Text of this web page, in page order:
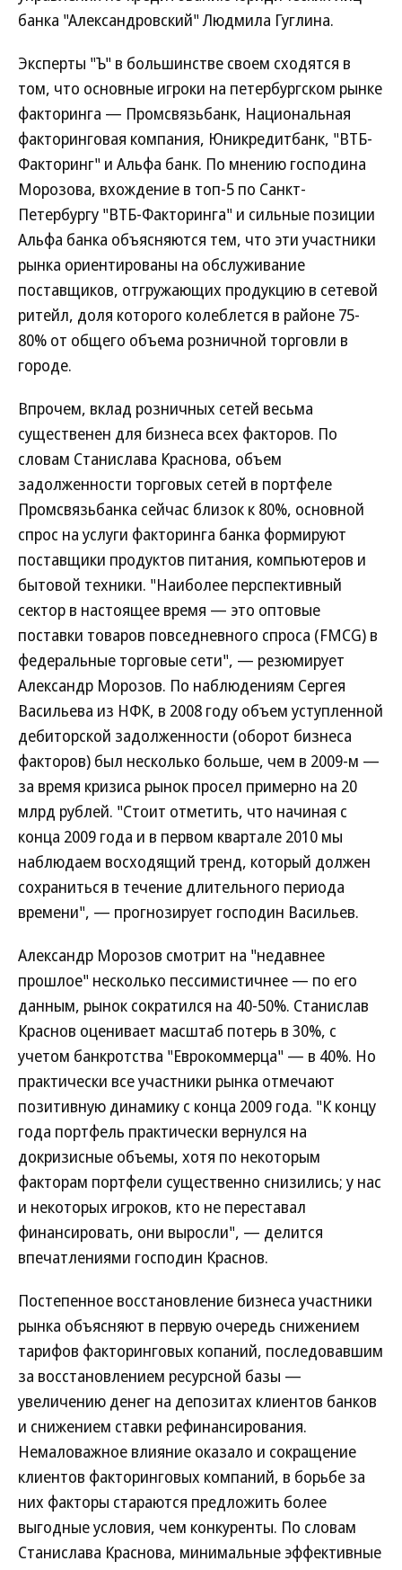
банка "Александровский" Людмила Гуглина.
Эксперты "Ъ" в большинстве своем сходятся в
том, что основные игроки на петербургском рынке
факторинга — Промсвязьбанк, Национальная
факторинговая компания, Юникредитбанк, "ВТБ-
Факторинг" и Альфа банк. По мнению господина
Морозова, вхождение в топ-5 по Санкт-
Петербургу "ВТБ-Факторинга" и сильные позиции
Альфа банка объясняются тем, что эти участники
рынка ориентированы на обслуживание
поставщиков, отгружающих продукцию в сетевой
ритейл, доля которого колеблется в районе 75-
80% от общего объема розничной торговли в
городе.
Впрочем, вклад розничных сетей весьма
существенен для бизнеса всех факторов. По
словам Станислава Краснова, объем
задолженности торговых сетей в портфеле
Промсвязьбанка сейчас близок к 80%, основной
спрос на услуги факторинга банка формируют
поставщики продуктов питания, компьютеров и
бытовой техники. "Наиболее перспективный
сектор в настоящее время — это оптовые
поставки товаров повседневного спроса (FMCG) в
федеральные торговые сети", — резюмирует
Александр Морозов. По наблюдениям Сергея
Васильева из НФК, в 2008 году объем уступленной
дебиторской задолженности (оборот бизнеса
факторов) был несколько больше, чем в 2009-м —
за время кризиса рынок просел примерно на 20
млрд рублей. "Стоит отметить, что начиная с
конца 2009 года и в первом квартале 2010 мы
наблюдаем восходящий тренд, который должен
сохраниться в течение длительного периода
времени", — прогнозирует господин Васильев.
Александр Морозов смотрит на "недавнее
прошлое" несколько пессимистичнее — по его
данным, рынок сократился на 40-50%. Станислав
Краснов оценивает масштаб потерь в 30%, с
учетом банкротства "Еврокоммерца" — в 40%. Но
практически все участники рынка отмечают
позитивную динамику с конца 2009 года. "К концу
года портфель практически вернулся на
докризисные объемы, хотя по некоторым
факторам портфели существенно снизились; у нас
и некоторых игроков, кто не переставал
финансировать, они выросли", — делится
впечатлениями господин Краснов.
Постепенное восстановление бизнеса участники
рынка объясняют в первую очередь снижением
тарифов факторинговых копаний, последовавшим
за восстановлением ресурсной базы —
увеличению денег на депозитах клиентов банков
и снижением ставки рефинансирования.
Немаловажное влияние оказало и сокращение
клиентов факторинговых компаний, в борьбе за
них факторы стараются предложить более
выгодные условия, чем конкуренты. По словам
Станислава Краснова, минимальные эффективные